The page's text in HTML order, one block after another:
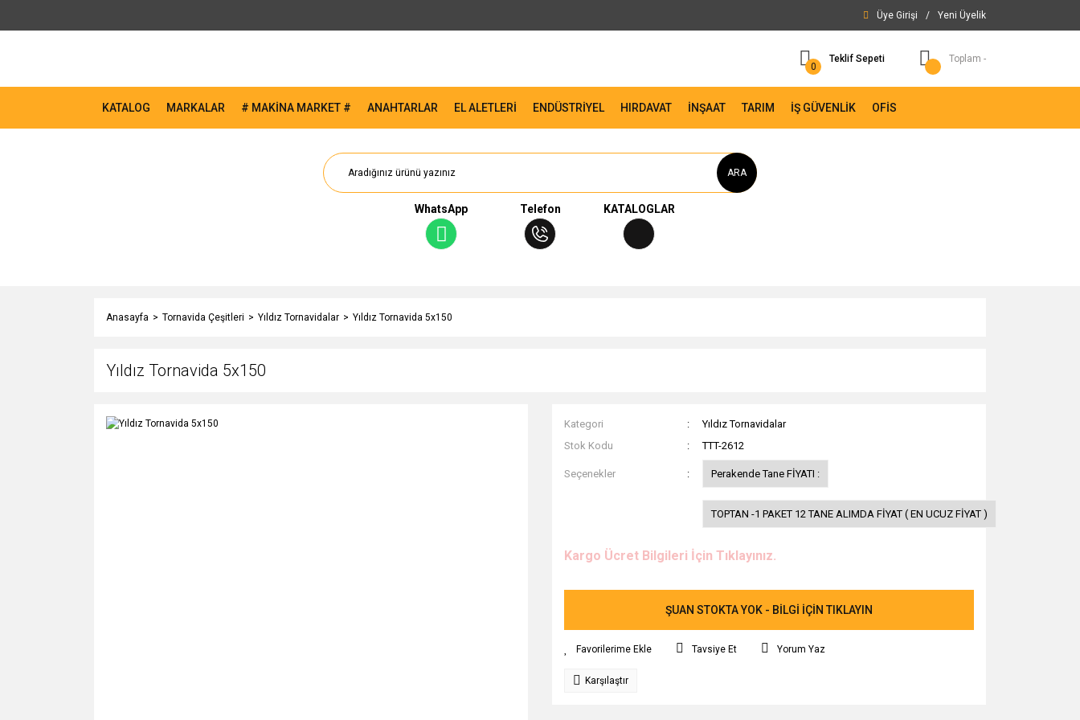
Üye Girişi / Yeni Üyelik
0
Teklif Sepeti Toplam -
KATALOG MARKALAR # MAKİNA MARKET # ANAHTARLAR EL ALETLERİ ENDÜSTRİYEL HIRDAVAT İNŞAAT TARIM İŞ GÜVENLİK OFİS
ARA
WhatsApp Telefon KATALOGLAR
Anasayfa Tornavida Çeşitleri Yıldız Tornavidalar Yıldız Tornavida 5x150
Yıldız Tornavida 5x150
Kategori
Yıldız Tornavidalar
Stok Kodu
TTT-2612
Seçenekler Perakende Tane FİYATI :
TOPTAN -1 PAKET 12 TANE ALIMDA FİYAT ( EN UCUZ FİYAT )
Kargo Ücret Bilgileri İçin Tıklayınız.
ŞUAN STOKTA YOK - BİLGİ İÇİN TIKLAYIN
Tavsiye Et Yorum Yaz
Karşılaştır